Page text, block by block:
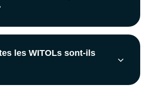
les WITOLs sont-ils